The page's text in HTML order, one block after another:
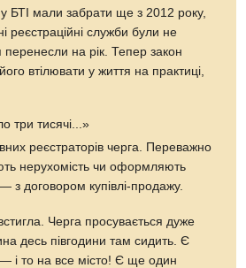
у БТІ мали забрати ще з 2012 року,
реєстраційні служби були не
перенесли на рік. Тепер закон
втілювати у життя на практиці,
три тисячі...»
реєстраторів черга. Переважно
нерухомість чи оформляють
договором купівлі-продажу.
Черга просувається дуже
десь півгодини там сидить. Є
і то на все місто! Є ще один